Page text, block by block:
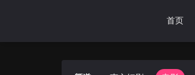
首页